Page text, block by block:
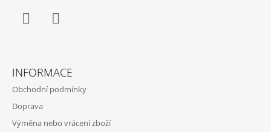
INFORMACE
Obchodní podmínky
Doprava
Výměna nebo vrácení zboží